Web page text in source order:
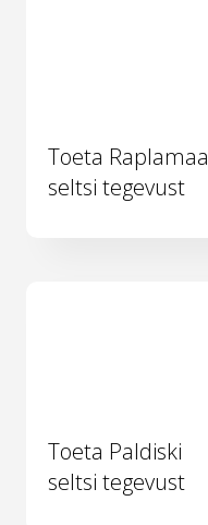
Toeta Raplamaa
seltsi tegevust
Toeta Paldiski
seltsi tegevust